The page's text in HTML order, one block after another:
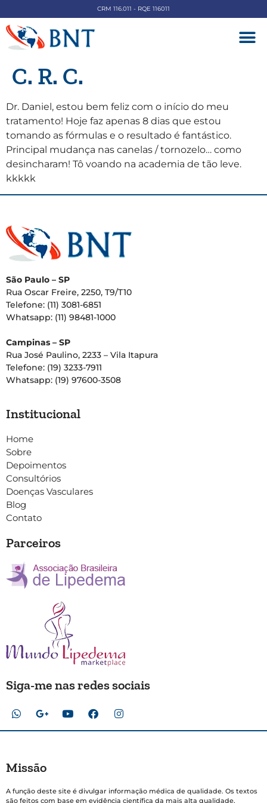
CRM 116.011 - RQE 116011
C. R. C.
Dr. Daniel, estou bem feliz com o início do meu
tratamento! Hoje faz apenas 8 dias que estou
tomando as fórmulas e o resultado é fantástico.
Principal mudança nas canelas / tornozelo… como
desincharam! Tô voando na academia de tão leve.
kkkkk
São Paulo – SP
Rua Oscar Freire, 2250, T9/T10
Telefone: (11) 3081-6851
Whatsapp: (11) 98481-1000
Campinas – SP
Rua José Paulino, 2233 – Vila Itapura
Telefone: (19) 3233-7911
Whatsapp: (19) 97600-3508
Institucional
Home
Sobre
Depoimentos
Consultórios
Doenças Vasculares
Blog
Contato
Parceiros
Siga-me nas redes sociais
Missão
A função deste site é divulgar informação médica de qualidade. Os textos
são feitos com base em evidência científica da mais alta qualidade,